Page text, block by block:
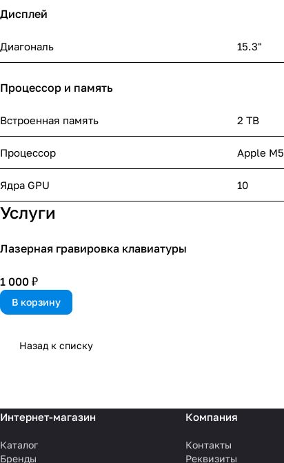
Дисплей
Диагональ 15.3"
Процессор и память
Встроенная память 2 TB
Процессор Apple M5
Ядра GPU 10
Услуги
Лазерная гравировка клавиатуры
1 000 ₽
В корзину
Назад к списку
Интернет-магазин
Каталог
Бренды
Компания
Контакты
Реквизиты